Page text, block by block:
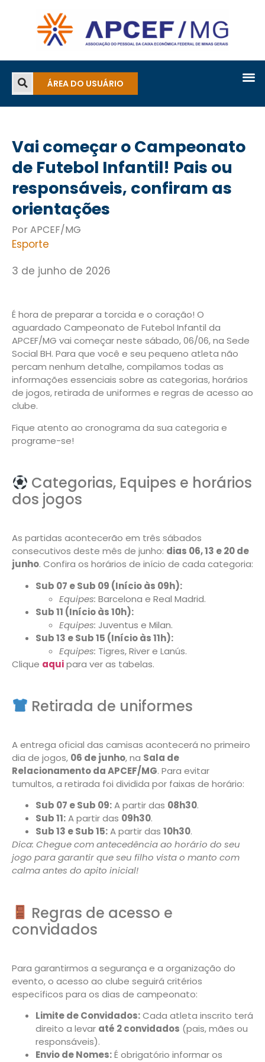
ÁREA DO USUÁRIO
Vai começar o Campeonato
de Futebol Infantil! Pais ou
responsáveis, confiram as
orientações
Por APCEF/MG
Esporte
3 de junho de 2026
É hora de preparar a torcida e o coração! O
aguardado Campeonato de Futebol Infantil da
APCEF/MG vai começar neste sábado, 06/06, na Sede
Social BH. Para que você e seu pequeno atleta não
percam nenhum detalhe, compilamos todas as
informações essenciais sobre as categorias, horários
de jogos, retirada de uniformes e regras de acesso ao
clube.
Fique atento ao cronograma da sua categoria e
programe-se!
Categorias, Equipes e horários
dos jogos
As partidas acontecerão em três sábados
consecutivos deste mês de junho: dias 06, 13 e 20 de
junho. Confira os horários de início de cada categoria:
Sub 07 e Sub 09 (Início às 09h):
Equipes: Barcelona e Real Madrid.
Sub 11 (Início às 10h):
Equipes: Juventus e Milan.
Sub 13 e Sub 15 (Início às 11h):
Equipes: Tigres, River e Lanús.
Clique aquipara ver as tabelas.
Retirada de uniformes
A entrega oficial das camisas acontecerá no primeiro
dia de jogos, 06 de junho, na Sala de
Relacionamento da APCEF/MG. Para evitar
tumultos, a retirada foi dividida por faixas de horário:
Sub 07 e Sub 09:A partir das 08h30.
Sub 11:A partir das 09h30.
Sub 13 e Sub 15:A partir das 10h30.
Dica: Chegue com antecedência ao horário do seu
jogo para garantir que seu filho vista o manto com
calma antes do apito inicial!
Regras de acesso e
convidados
Para garantirmos a segurança e a organização do
evento, o acesso ao clube seguirá critérios
específicos para os dias de campeonato:
Limite de Convidados:Cada atleta inscrito terá
direito a levar até 2 convidados (pais, mães ou
responsáveis).
Envio de Nomes:É obrigatório informar os